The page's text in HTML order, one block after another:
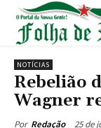
NOTÍCIAS
Rebelião
Wagner
Por Redação 25 de